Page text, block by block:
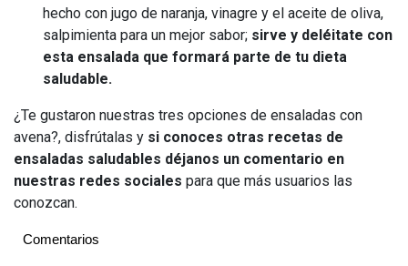
hecho con jugo de naranja, vinagre y el aceite de oliva,
salpimienta para un mejor sabor; sirve y deléitate con
esta ensalada que formará parte de tu dieta
saludable.
¿Te gustaron nuestras tres opciones de ensaladas con
avena?, disfrútalas y si conoces otras recetas de
ensaladas saludables déjanos un comentario en
nuestras redes sociales para que más usuarios las
conozcan.
Comentarios